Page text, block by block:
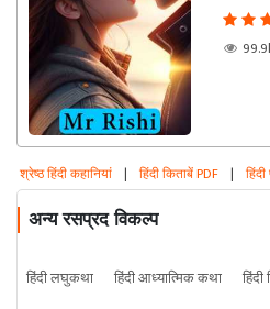
श्रेष्ठ हिंदी कहानियां | हिंदी किताबें PDF |
अन्य रसप्रद विकल्प
हिंदी लघुकथा हिंदी आध्यात्मिक कथा